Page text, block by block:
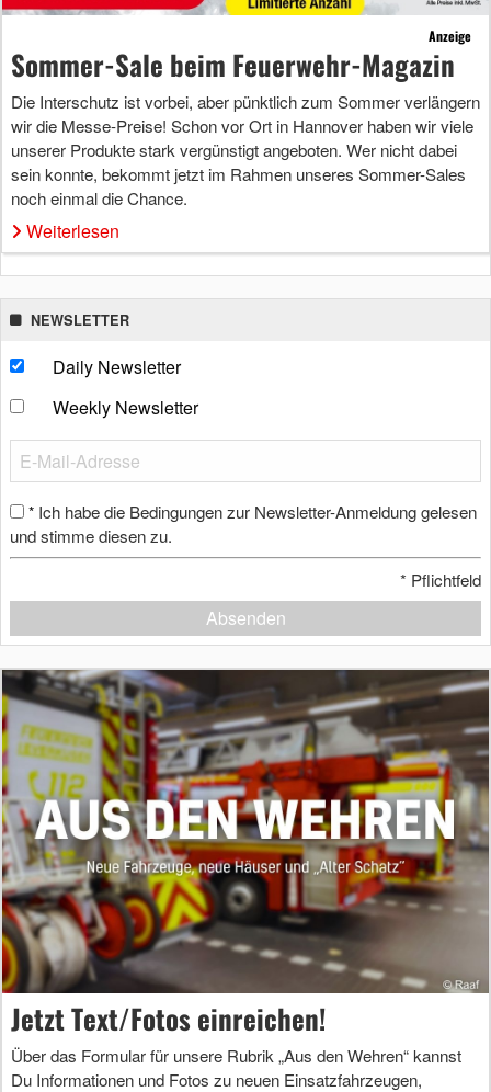
Anzeige
Sommer-Sale beim Feuerwehr-Magazin
Die Interschutz ist vorbei, aber pünktlich zum Sommer verlängern
wir die Messe-Preise! Schon vor Ort in Hannover haben wir viele
unserer Produkte stark vergünstigt angeboten. Wer nicht dabei
sein konnte, bekommt jetzt im Rahmen unseres Sommer-Sales
noch einmal die Chance.
Weiterlesen
NEWSLETTER
Daily Newsletter
Weekly Newsletter
* Ich habe die Bedingungen zur Newsletter-Anmeldung gelesen
und stimme diesen zu.
* Pflichtfeld
Absenden
Jetzt Text/Fotos einreichen!
Über das Formular für unsere Rubrik „Aus den Wehren“ kannst
Du Informationen und Fotos zu neuen Einsatzfahrzeugen,